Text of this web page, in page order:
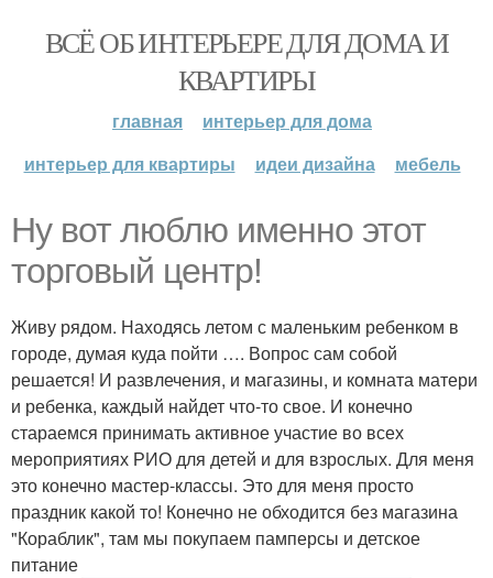
ВСЁ ОБ ИНТЕРЬЕРЕ ДЛЯ ДОМА И
КВАРТИРЫ
главная
интерьер для дома
интерьер для квартиры
идеи дизайна мебель
Ну вот люблю именно этот
торговый центр!
Живу рядом. Находясь летом с маленьким ребенком в
городе, думая куда пойти …. Вопрос сам собой
решается! И развлечения, и магазины, и комната матери
и ребенка, каждый найдет что-то свое. И конечно
стараемся принимать активное участие во всех
мероприятиях РИО для детей и для взрослых. Для меня
это конечно мастер-классы. Это для меня просто
праздник какой то! Конечно не обходится без магазина
"Кораблик", там мы покупаем памперсы и детское
питание